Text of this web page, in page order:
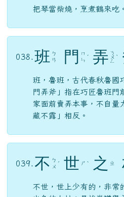
把琴當柴燒，烹煮鶴來吃
038. 班 ㄅ
ㄢ
門
ㄇ
ㄣ ˊ 弄 ㄋ
ㄨ
ㄥ
ˋ
班，魯班，古代春秋魯國
門弄斧」指在巧匠魯班門
家面前賣弄本事，不自量
藏不露」相反。
039. 不 ㄅ
ㄨ ˊ 世 ㄕ ˋ 之 ㄓ
不世，世上少有的，非常